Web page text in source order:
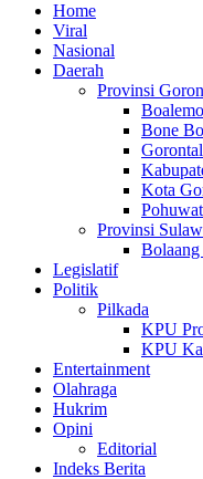
Home
Viral
Nasional
Daerah
Provinsi
Boalemo
Bone
Kota
Provinsi
Legislatif
Politik
Pilkada
KPU
KPU
Entertainment
Olahraga
Hukrim
Opini
Editorial
Indeks Berita